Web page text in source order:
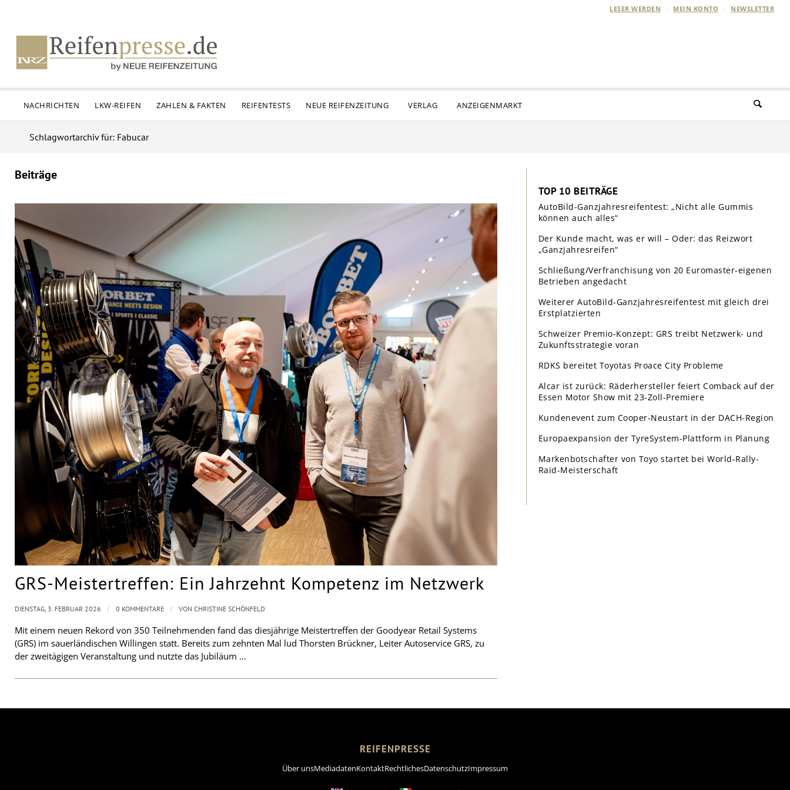
LESER WERDEN MEIN KONTO NEWSLETTER
NACHRICHTEN LKW-REIFEN ZAHLEN & FAKTEN REIFENTESTS NEUE REIFENZEITUNG VERLAG ANZEIGENMARKT
Schlagwortarchiv für: Fabucar
Beiträge
GRS-Meistertreffen: Ein Jahrzehnt Kompetenz im Netzwerk
Mit einem neuen Rekord von 350 Teilnehmenden fand das diesjährige Meistertreffen der Goodyear Retail Systems
(GRS) im sauerländischen Willingen statt. Bereits zum zehnten Mal lud Thorsten Brückner, Leiter Autoservice GRS, zu
der zweitägigen Veranstaltung und nutzte das Jubiläum …
DIENSTAG, 3. FEBRUAR 2026 / 0 KOMMENTARE / VON CHRISTINE SCHÖNFELD
TOP 10 BEITRÄGE
AutoBild-Ganzjahresreifentest: „Nicht alle Gummis
können auch alles“
Der Kunde macht, was er will – Oder: das Reizwort
„Ganzjahresreifen“
Schließung/Verfranchisung von 20 Euromaster-eigenen
Betrieben angedacht
Weiterer AutoBild-Ganzjahresreifentest mit gleich drei
Erstplatzierten
Schweizer Premio-Konzept: GRS treibt Netzwerk- und
Zukunftsstrategie voran
RDKS bereitet Toyotas Proace City Probleme
Alcar ist zurück: Räderhersteller feiert Comback auf der
Essen Motor Show mit 23-Zoll-Premiere
Kundenevent zum Cooper-Neustart in der DACH-Region
Europaexpansion der TyreSystem-Plattform in Planung
Markenbotschafter von Toyo startet bei World-Rally-
Raid-Meisterschaft
REIFENPRESSE
Über unsMediadatenKontaktRechtlichesDatenschutzImpressum